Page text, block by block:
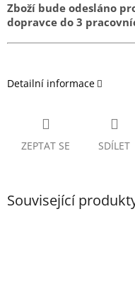
Zboží bude odesláno
dopravce do 3
Detailní informace
ZEPTAT SE SDÍLET
Související